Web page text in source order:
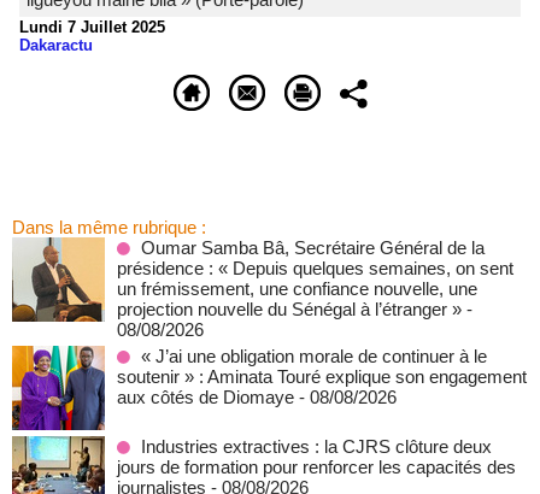
Lundi 7 Juillet 2025
Dakaractu
Dans la même rubrique :
Oumar Samba Bâ, Secrétaire Général de la
présidence : « Depuis quelques semaines, on sent
un frémissement, une confiance nouvelle, une
projection nouvelle du Sénégal à l’étranger » -
08/08/2026
« J’ai une obligation morale de continuer à le
soutenir » : Aminata Touré explique son engagement
aux côtés de Diomaye - 08/08/2026
Industries extractives : la CJRS clôture deux
jours de formation pour renforcer les capacités des
journalistes - 08/08/2026